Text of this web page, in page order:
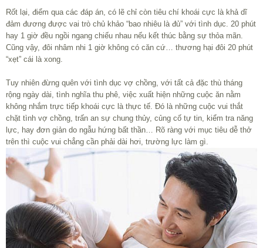
Rốt lại, điểm qua các đáp án, có lẽ chỉ còn tiêu chí khoái cực là khả dĩ
đảm đương được vai trò chủ khảo “bao nhiêu là đủ” với tình dục. 20 phút
hay 1 giờ đều ngồi ngang chiếu nhau nếu kết thúc bằng sự thỏa mãn.
Cũng vậy, đôi nhâm nhi 1 giờ không có căn cứ… thương hại đôi 20 phút
“xẹt” cái là xong.
Tuy nhiên đừng quên với tình dục vợ chồng, với tất cả đặc thù tháng
rộng ngày dài, tình nghĩa thu phê, việc xuất hiện những cuộc ăn nằm
không nhắm trực tiếp khoái cực là thực tế. Đó là những cuộc vui thắt
chặt tình vợ chồng, trấn an sự chung thủy, củng cố tự tin, kiểm tra năng
lực, hay đơn giản do ngẫu hứng bất thần… Rõ ràng với mục tiêu dễ thở
trên thì cuộc vui chẳng cần phải dài hơi, trường lực làm gì.